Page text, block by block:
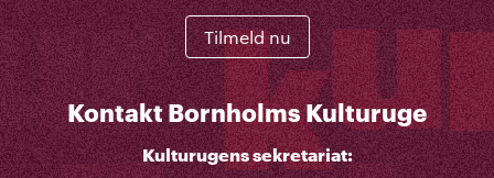
Tilmeld nu
Kontakt Bornholms Kulturuge
Kulturugens sekretariat: